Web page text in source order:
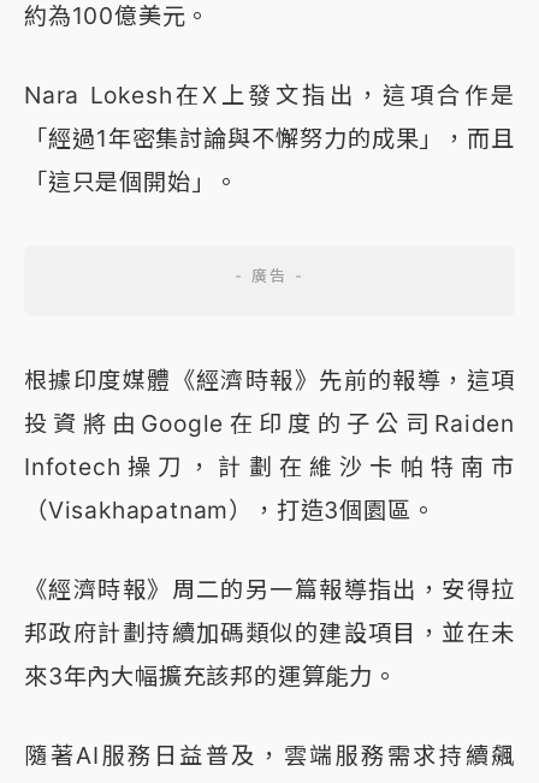
約為100億美元。
Nara Lokesh在X上發文指出，這項合作是
「經過1年密集討論與不懈努力的成果」，而且
「這只是個開始」。
根據印度媒體《經濟時報》先前的報導，這項
投資將由Google在印度的子公司Raiden
Infotech操刀，計劃在維沙卡帕特南市
（Visakhapatnam），打造3個園區。
《經濟時報》周二的另一篇報導指出，安得拉
邦政府計劃持續加碼類似的建設項目，並在未
來3年內大幅擴充該邦的運算能力。
隨著AI服務日益普及，雲端服務需求持續飆